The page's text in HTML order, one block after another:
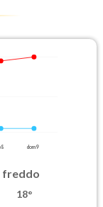
8 dom 9
freddo
18°